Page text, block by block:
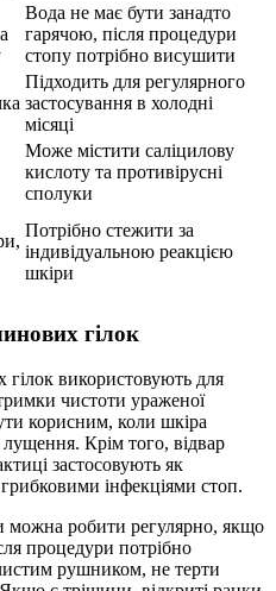
Вода не має бути занадто
гарячою, після процедури
стопу потрібно висушити
Підходить для регулярного
застосування в холодні
місяці
Може містити саліцилову
кислоту та противірусні
сполуки
Потрібно стежити за
індивідуальною реакцією
шкіри
гілок
використовують для
чистоти ураженої
корисним, коли шкіра
лущення. Крім того, відвар
застосовують як
інфекціями стоп.
можна робити регулярно, якщо
процедури потрібно
рушником, не терти